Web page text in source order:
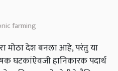
farming
मोठा देश बनला आहे, परंतु या
घटकांऐवजी हानिकारक पदार्थ